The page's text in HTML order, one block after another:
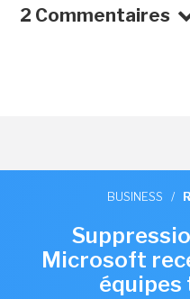
2 Commentaires
BUSINESS /
Microsoft
équipes